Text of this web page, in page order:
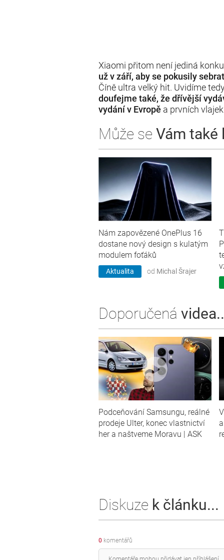
Xiaomi přitom není jediná
už v září, aby se pokusily
Číně ultra velký hit. Uvidíme
doufejme také, že dřívější
vydání v Evropě a prvních
Může se Vám také
Nám zapovězené OnePlus 16
dostane nový design s kulatým
modulem foťáků
Aktualita od Michal Šrajer
Doporučená
Podceňování Samsungu, reálné
prodeje Ulter, konec vlastnictví
her a naštveme Moravu | ASK
Diskuze k článku...
0 komentářů